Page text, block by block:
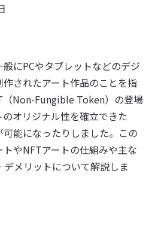
にPCやタブレットなどのデジ
されたアート作品のことを指
（Non-Fungible Token）の登場
オリジナル性を確立できた
能になったりしました。この
やNFTアートの仕組みや主な
メリットについて解説しま